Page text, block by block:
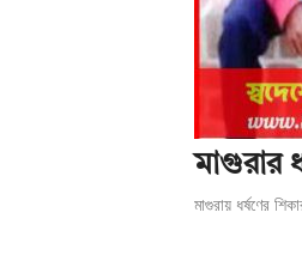
মাগুরার
মাগুরায় ধর্ষণের